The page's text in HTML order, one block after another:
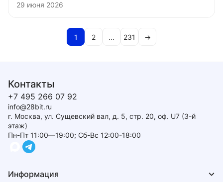
29 июня 2026
1 2 ... 231 →
Контакты
+7 495 266 07 92
info@28bit.ru
г. Москва, ул. Сущевский вал, д. 5, стр. 20, оф. U7 (3-й
этаж)
Пн-Пт 11:00—19:00; Сб-Вс 12:00-18:00
Информация